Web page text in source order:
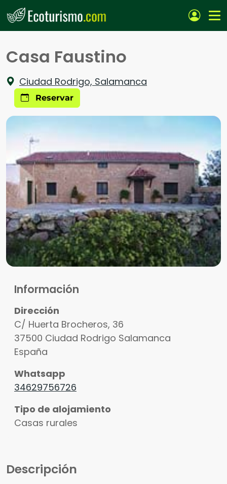
Pasar al contenido principal
Casa Faustino
Ciudad Rodrigo, Salamanca
Reservar
Información
Dirección
C/ Huerta Brocheros, 36
37500 Ciudad Rodrigo Salamanca
España
Whatsapp
34629756726
Tipo de alojamiento
Casas rurales
Descripción